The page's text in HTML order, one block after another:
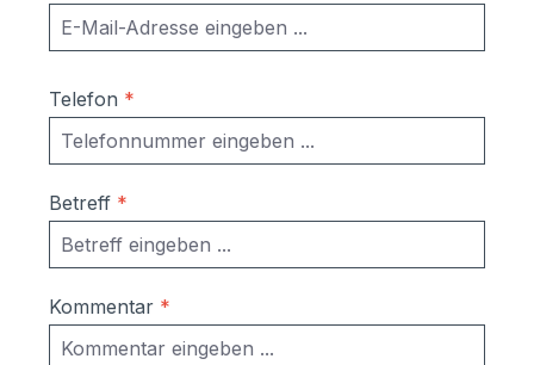
Telefon *
Betreff *
Kommentar *